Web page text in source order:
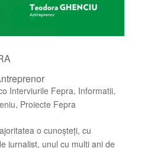
Interviurile Fepra, Informatii,
, Proiecte Fepra
o cunoșteți, cu
jurnalist, unul cu mulți ani de